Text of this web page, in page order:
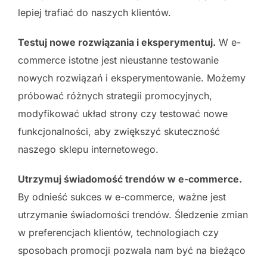
lepiej trafiać do naszych klientów.
Testuj nowe rozwiązania i eksperymentuj. W e-
commerce istotne jest nieustanne testowanie
nowych rozwiązań i eksperymentowanie. Możemy
próbować różnych strategii promocyjnych,
modyfikować układ strony czy testować nowe
funkcjonalności, aby zwiększyć skuteczność
naszego sklepu internetowego.
Utrzymuj świadomość trendów w e-commerce.
By odnieść sukces w e-commerce, ważne jest
utrzymanie świadomości trendów. Śledzenie zmian
w preferencjach klientów, technologiach czy
sposobach promocji pozwala nam być na bieżąco